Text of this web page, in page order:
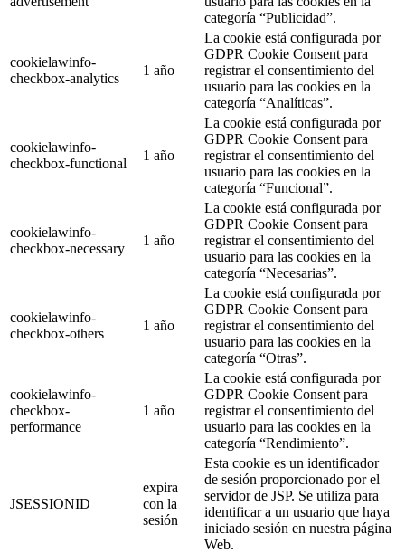
categoría “Publicidad”.
cookielawinfo-
checkbox-analytics
1 año
La cookie está configurada por
GDPR Cookie Consent para
registrar el consentimiento del
usuario para las cookies en la
categoría “Analíticas”.
cookielawinfo-
checkbox-functional
1 año
La cookie está configurada por
GDPR Cookie Consent para
registrar el consentimiento del
usuario para las cookies en la
categoría “Funcional”.
cookielawinfo-
checkbox-necessary
1 año
La cookie está configurada por
GDPR Cookie Consent para
registrar el consentimiento del
usuario para las cookies en la
categoría “Necesarias”.
cookielawinfo-
checkbox-others
1 año
La cookie está configurada por
GDPR Cookie Consent para
registrar el consentimiento del
usuario para las cookies en la
categoría “Otras”.
cookielawinfo-
checkbox-
performance
1 año
La cookie está configurada por
GDPR Cookie Consent para
registrar el consentimiento del
usuario para las cookies en la
categoría “Rendimiento”.
JSESSIONID
expira
con la
sesión
Esta cookie es un identificador
de sesión proporcionado por el
servidor de JSP. Se utiliza para
identificar a un usuario que haya
iniciado sesión en nuestra página
Web.